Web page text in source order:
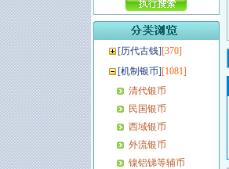
[历代古钱][370]
[机制银币][1081]
清代银币
民国银币
西域银币
外流银币
镍铝锑等辅币